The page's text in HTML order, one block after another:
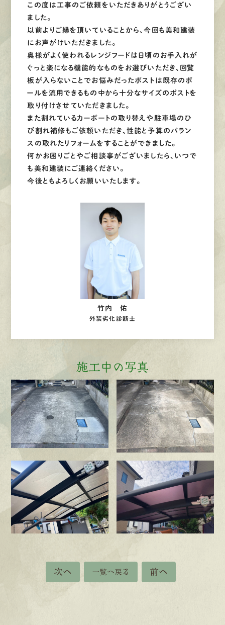
この度は工事のご依頼をいただきありがとうござい
ました。
以前よりご縁を頂いていることから、今回も美和建装
にお声がけいただきました。
奥様がよく使われるレンジフードは日頃のお手入れが
ぐっと楽になる機能的なものをお選びいただき、回覧
板が入らないことでお悩みだったポストは既存のポ
ールを流用できるもの中から十分なサイズのポストを
取り付けさせていただきました。
また割れているカーポートの取り替えや駐車場のひ
び割れ補修もご依頼いただき、性能と予算のバラン
スの取れたリフォームをすることができました。
何かお困りごとやご相談事がございましたら、いつで
も美和建装にご連絡ください。
今後ともよろしくお願いいたします。
竹内 佑
外装劣化診断士
施工中の写真
次へ 一覧へ戻る 前へ